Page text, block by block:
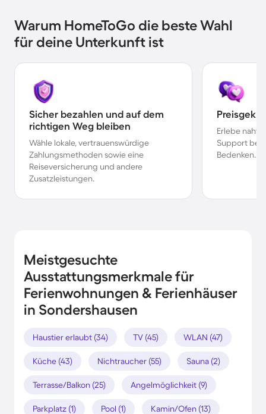
Warum HomeToGo die beste Wahl
für deine Unterkunft ist
Sicher bezahlen und auf dem
richtigen Weg bleiben
Wähle lokale, vertrauenswürdige
Zahlungsmethoden sowie eine
Reiseversicherung und andere
Zusatzleistungen.
Erlebe
Support bei
Bedenken.
Meistgesuchte
Ausstattungsmerkmale für
Ferienwohnungen & Ferienhäuser
in Sondershausen
Haustier erlaubt (34) TV (45) WLAN (47)
Küche (43) Nichtraucher (55) Sauna (2)
Terrasse/Balkon (25) Angelmöglichkeit (9)
Parkplatz (1) Pool (1) Kamin/Ofen (13)